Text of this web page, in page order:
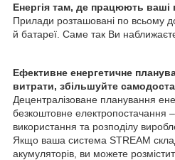
Енергія там, де працюють ваші
Прилади розташовані по всьому
й батареї. Саме так Ви
Ефективне енергетичне
витрати, збільшуйте
Децентралізоване планування
безкоштовне електропостачання
використання та розподілу
Якщо ваша система STREAM
акумуляторів, ви можете